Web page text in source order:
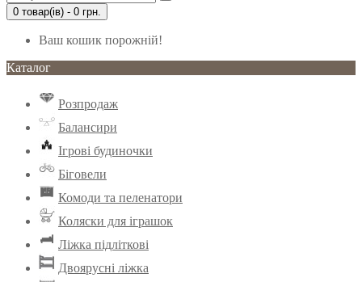
0 товар(ів) - 0 грн.
Ваш кошик порожній!
Каталог
Розпродаж
Балансири
Ігрові будиночки
Біговели
Комоди та пеленатори
Коляски для іграшок
Ліжка підліткові
Двоярусні ліжка